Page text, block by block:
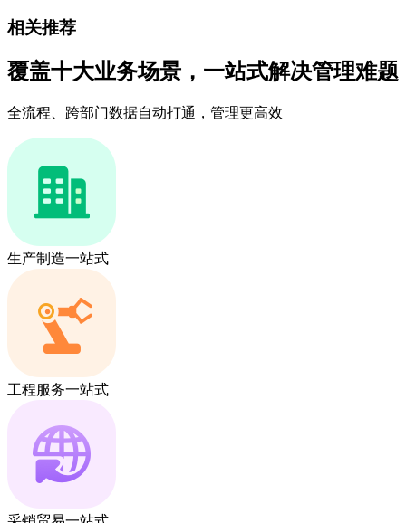
相关推荐
覆盖十大业务场景，一站式解决管理难题
全流程、跨部门数据自动打通，管理更高效
生产制造一站式
工程服务一站式